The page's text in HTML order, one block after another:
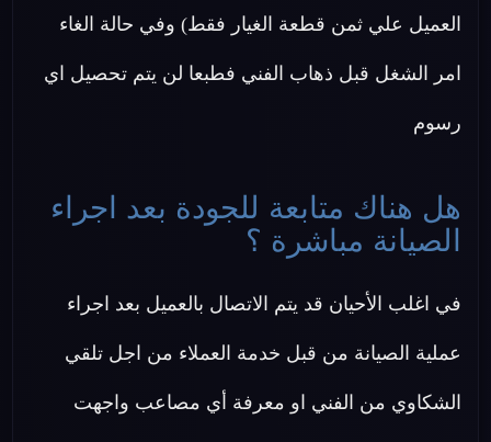
العميل علي ثمن قطعة الغيار فقط) وفي حالة الغاء
امر الشغل قبل ذهاب الفني فطبعا لن يتم تحصيل اي
رسوم
هل هناك متابعة للجودة بعد اجراء
الصيانة مباشرة ؟
في اغلب الأحيان قد يتم الاتصال بالعميل بعد اجراء
عملية الصيانة من قبل خدمة العملاء من اجل تلقي
الشكاوي من الفني او معرفة أي مصاعب واجهت